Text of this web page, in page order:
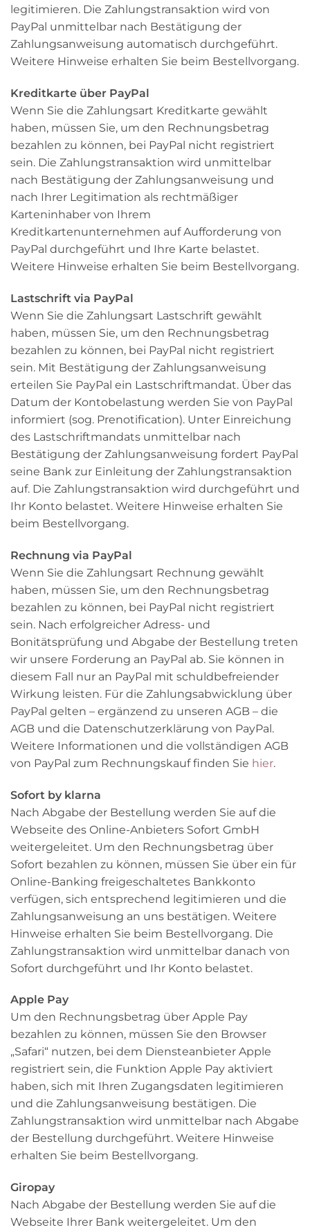
legitimieren. Die Zahlungstransaktion wird von
PayPal unmittelbar nach Bestätigung der
Zahlungsanweisung automatisch durchgeführt.
Weitere Hinweise erhalten Sie beim Bestellvorgang.
Kreditkarte über PayPal
Wenn Sie die Zahlungsart Kreditkarte gewählt
haben, müssen Sie, um den Rechnungsbetrag
bezahlen zu können, bei PayPal nicht registriert
sein. Die Zahlungstransaktion wird unmittelbar
nach Bestätigung der Zahlungsanweisung und
nach Ihrer Legitimation als rechtmäßiger
Karteninhaber von Ihrem
Kreditkartenunternehmen auf Aufforderung von
PayPal durchgeführt und Ihre Karte belastet.
Weitere Hinweise erhalten Sie beim Bestellvorgang.
Lastschrift via PayPal
Wenn Sie die Zahlungsart Lastschrift gewählt
haben, müssen Sie, um den Rechnungsbetrag
bezahlen zu können, bei PayPal nicht registriert
sein. Mit Bestätigung der Zahlungsanweisung
erteilen Sie PayPal ein Lastschriftmandat. Über das
Datum der Kontobelastung werden Sie von PayPal
informiert (sog. Prenotification). Unter Einreichung
des Lastschriftmandats unmittelbar nach
Bestätigung der Zahlungsanweisung fordert PayPal
seine Bank zur Einleitung der Zahlungstransaktion
auf. Die Zahlungstransaktion wird durchgeführt und
Ihr Konto belastet. Weitere Hinweise erhalten Sie
beim Bestellvorgang.
Rechnung via PayPal
Wenn Sie die Zahlungsart Rechnung gewählt
haben, müssen Sie, um den Rechnungsbetrag
bezahlen zu können, bei PayPal nicht registriert
sein. Nach erfolgreicher Adress- und
Bonitätsprüfung und Abgabe der Bestellung treten
wir unsere Forderung an PayPal ab. Sie können in
diesem Fall nur an PayPal mit schuldbefreiender
Wirkung leisten. Für die Zahlungsabwicklung über
PayPal gelten – ergänzend zu unseren AGB – die
AGB und die Datenschutzerklärung von PayPal.
Weitere Informationen und die vollständigen AGB
von PayPal zum Rechnungskauf finden Sie hier.
Sofort by klarna
Nach Abgabe der Bestellung werden Sie auf die
Webseite des Online-Anbieters Sofort GmbH
weitergeleitet. Um den Rechnungsbetrag über
Sofort bezahlen zu können, müssen Sie über ein für
Online-Banking freigeschaltetes Bankkonto
verfügen, sich entsprechend legitimieren und die
Zahlungsanweisung an uns bestätigen. Weitere
Hinweise erhalten Sie beim Bestellvorgang. Die
Zahlungstransaktion wird unmittelbar danach von
Sofort durchgeführt und Ihr Konto belastet.
Apple Pay
Um den Rechnungsbetrag über Apple Pay
bezahlen zu können, müssen Sie den Browser
„Safari“ nutzen, bei dem Diensteanbieter Apple
registriert sein, die Funktion Apple Pay aktiviert
haben, sich mit Ihren Zugangsdaten legitimieren
und die Zahlungsanweisung bestätigen. Die
Zahlungstransaktion wird unmittelbar nach Abgabe
der Bestellung durchgeführt. Weitere Hinweise
erhalten Sie beim Bestellvorgang.
Giropay
Nach Abgabe der Bestellung werden Sie auf die
Webseite Ihrer Bank weitergeleitet. Um den